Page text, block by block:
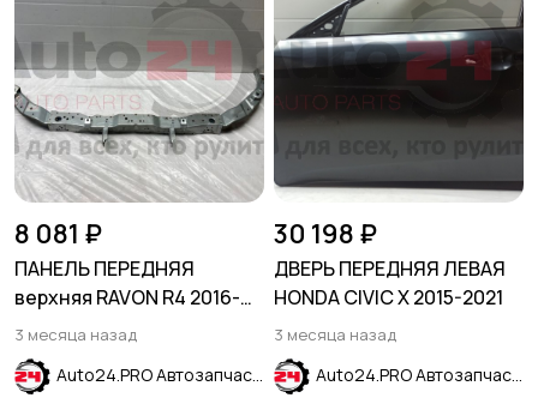
8 081 ₽
ПАНЕЛЬ ПЕРЕДНЯЯ
верхняя RAVON R4 2016-
2024
3 месяца назад
Auto24.PRO Автозапчасти
30 198 ₽
ДВЕРЬ ПЕРЕДНЯЯ ЛЕВАЯ
HONDA CIVIC X 2015-2021
3 месяца назад
Auto24.PRO Автозапчасти